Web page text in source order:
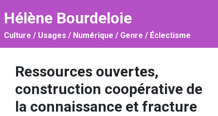
Hélène Bourdeloie
Culture / Usages / Numérique / Genre / Éclectisme
Ressources ouvertes,
construction coopérative de
la connaissance et fracture